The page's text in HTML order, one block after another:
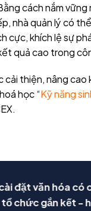
cách nắm
nhà quản lý có
cực, khích lệ sự
quả cao trong
cải thiện, nâng cao
học “Kỹ năng
đặt văn hóa có
chức gắn kết -